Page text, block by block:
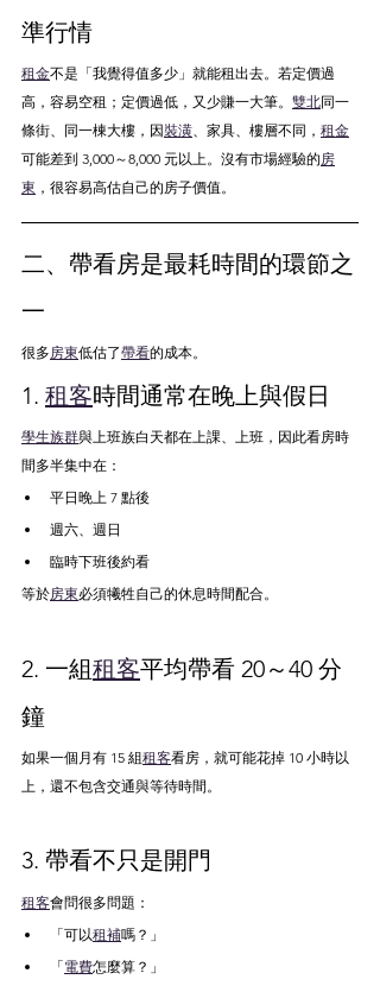
準行情
租金不是「我覺得值多少」就能租出去。若定價過
高，容易空租；定價過低，又少賺一大筆。 雙北同一
條街、同一棟大樓，因裝潢 、家具、樓層不同， 租金
可能差到 3,000～8,000 元以上。沒有市場經驗的 房
東 ，很容易高估自己的房子價值。
二、帶看房是最耗時間的環節之
一
很多房東低估了帶看的成本。
1. 租客時間通常在晚上與假日
學生族群與上班族白天都在上課、上班，因此看房時
間多半集中在：
平日晚上 7 點後
週六、週日
臨時下班後約看
等於房東必須犧牲自己的休息時間配合。
2. 一組租客平均帶看 20～40 分
鐘
如果一個月有 15 組租客看房，就可能花掉 10 小時以
上，還不包含交通與等待時間。
3. 帶看不只是開門
租客會問很多問題：
「可以租補嗎？」
「電費怎麼算？」